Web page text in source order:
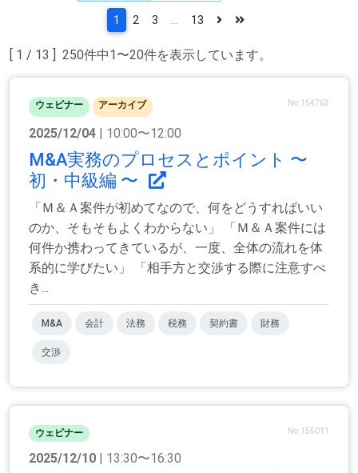
[ 1 / 13 ] 250件中1〜20件を表示しています。
1 2 3 13
ウェビナー アーカイブ No.154763
2025/12/04 | 10:00〜12:00
M&A実務のプロセスとポイント 〜
初・中級編 〜
「Ｍ＆Ａ案件が初めてなので、何をどうすればいい
のか、そもそもよくわからない」 「Ｍ＆Ａ案件には
何件か携わってきているが、一度、全体の流れを体
系的に学びたい」 「相手方と交渉する際に注意すべ
き...
M&A 会計 法務 税務 契約書 財務
交渉
ウェビナー No.155011
2025/12/10 | 13:30〜16:30